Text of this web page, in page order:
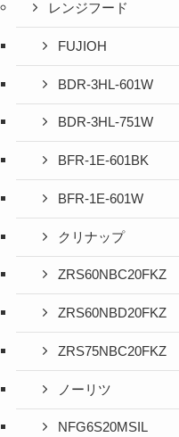
レンジフード
FUJIOH
BDR-3HL-601W
BDR-3HL-751W
BFR-1E-601BK
BFR-1E-601W
クリナップ
ZRS60NBC20FKZ
ZRS60NBD20FKZ
ZRS75NBC20FKZ
ノーリツ
NFG6S20MSIL